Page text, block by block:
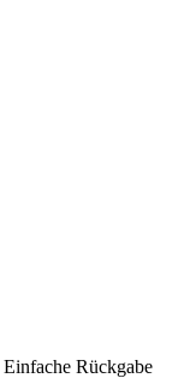
Einfache Rückgabe